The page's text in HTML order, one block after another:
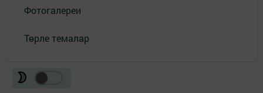
Фотогалереи
Төрле темалар